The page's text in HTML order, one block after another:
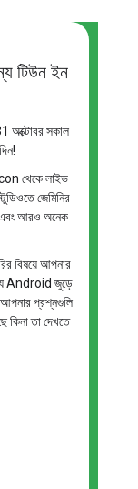
টিউন ইন
অক্টোবর সকাল
থেকে লাইভ
জেমিনির
আরও অনেক
বিষয়ে আপনার
Android জুড়ে
প্রশ্নগুলি
কিনা তা দেখতে